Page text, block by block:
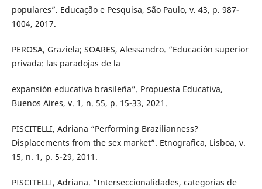
populares”. Educação e Pesquisa, São Paulo, v. 43, p. 987-
1004, 2017.
PEROSA, Graziela; SOARES, Alessandro. “Educación superior
privada: las paradojas de la
expansión educativa brasileña”. Propuesta Educativa,
Buenos Aires, v. 1, n. 55, p. 15-33, 2021.
PISCITELLI, Adriana “Performing Brazilianness?
Displacements from the sex market”. Etnografica, Lisboa, v.
15, n. 1, p. 5-29, 2011.
PISCITELLI, Adriana. “Interseccionalidades, categorias de